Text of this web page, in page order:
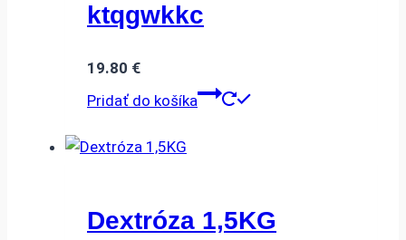
ktqgwkkc
19.80 €
Pridať do košíka
Dextróza 1,5KG